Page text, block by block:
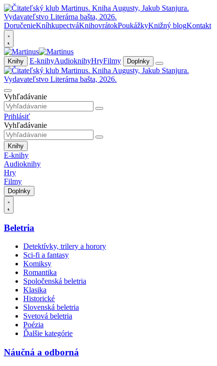
DoručenieKníhkupectváKnihovrátokPoukážkyKnižný blogKontakt
Knihy E-knihyAudioknihyHryFilmy Doplnky
Vyhľadávanie
Prihlásiť
Vyhľadávanie
Knihy
E-knihy
Audioknihy
Hry
Filmy
Doplnky
Beletria
Detektívky, trilery a horory
Sci-fi a fantasy
Komiksy
Romantika
Spoločenská beletria
Klasika
Historické
Slovenská beletria
Svetová beletria
Poézia
Ďalšie kategórie
Náučná a odborná